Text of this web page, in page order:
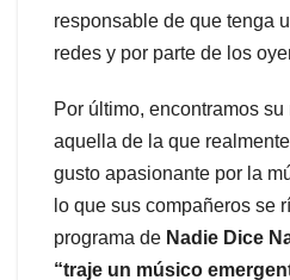
responsable de que tenga
redes y por parte de los
Por último, encontramos
aquella de la que
gusto apasionante por la
lo que sus compañeros se
programa de Nadie Dice
“traje un músico